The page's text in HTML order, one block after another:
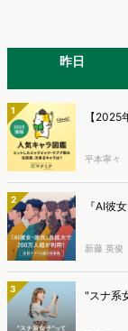
昨日
1 【
平本寧々
2 『AI彼
新藤 英俊
3 "スナ系